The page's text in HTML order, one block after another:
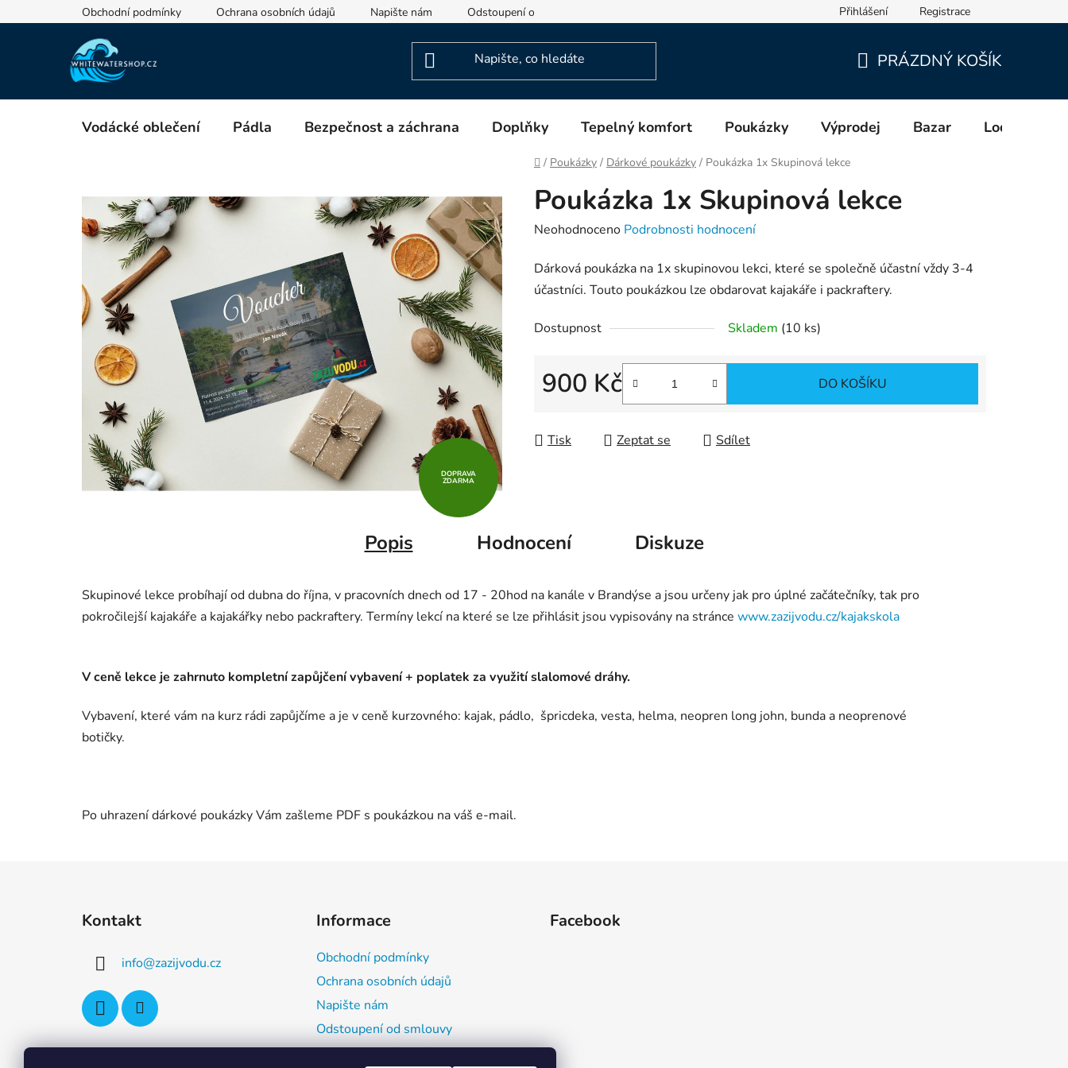
na
Obchodní podmínky Ochrana osobních údajů Napište nám Odstoupení od smlouvy Informace o výrobcích a distributorech (GPSR)Přihlášení Registrace
KOŠÍK
PRÁZDNÝ KOŠÍK
Vodácké oblečení Pádla Bezpečnost a záchrana Doplňky Tepelný komfort Poukázky Výprodej Bazar Lodě
Domů
/ Poukázky / Dárkové poukázky / Poukázka 1x Skupinová lekce
Poukázka 1x Skupinová lekce
Průměrné
produktu
je
z
hvězdiček.
Neohodnoceno Podrobnosti hodnocení
Dárková poukázka na 1x skupinovou lekci, které se společně účastní vždy 3-4
účastníci. Touto poukázkou lze obdarovat kajakáře i packraftery.
Dostupnost Skladem (10 ks)
900 Kč DO KOŠÍKU
Tisk Zeptat se Sdílet
DOPRAVA
ZDARMA
Popis Hodnocení Diskuze
Skupinové lekce probíhají od dubna do října, v pracovních dnech od 17 - 20hod na kanále v Brandýse a jsou určeny jak pro úplné začátečníky, tak pro
pokročilejší kajakáře a kajakářky nebo packraftery. Termíny lekcí na které se lze přihlásit jsou vypisovány na stránce www.zazijvodu.cz/kajakskola
V ceně lekce je zahrnuto kompletní zapůjčení vybavení + poplatek za využití slalomové dráhy.
Vybavení, které vám na kurz rádi zapůjčíme a je v ceně kurzovného: kajak, pádlo, špricdeka, vesta, helma, neopren long john, bunda a neoprenové
botičky.
Po uhrazení dárkové poukázky Vám zašleme PDF s poukázkou na váš e-mail.
Kontakt
info@zazijvodu.cz
Informace
Obchodní podmínky
Ochrana osobních údajů
Napište nám
Odstoupení od smlouvy
Informace o výrobcích a
Facebook